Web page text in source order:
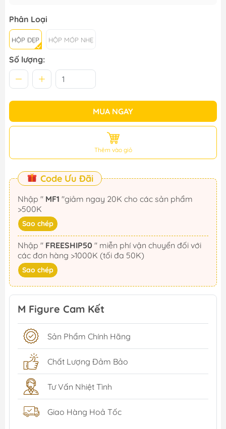
Phân Loại
HỘP ĐẸP HỘP MÓP NHẸ
Số lượng:
MUA NGAY
Thêm vào giỏ
Code Ưu Đãi
Nhập " MF1
>500K
Sao chép
Nhập " FREESHIP50
các đơn hàng >1000K (tối đa 50K)
Sao chép
M Figure Cam Kết
Sản Phẩm Chính Hãng
Chất Lượng Đảm Bảo
Tư Vấn Nhiệt Tình
Giao Hàng Hoả Tốc